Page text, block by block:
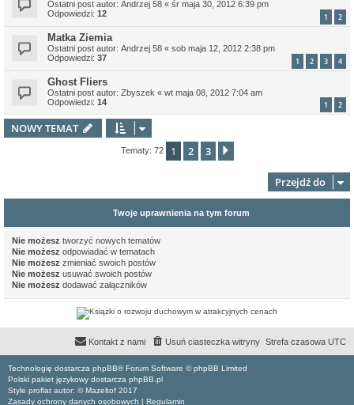
Ostatni post autor: Andrzej 58 « śr maja 30, 2012 6:39 pm
Odpowiedzi: 12 1 2
Matka Ziemia
Ostatni post autor: Andrzej 58 « sob maja 12, 2012 2:38 pm
Odpowiedzi: 37 1 2 3 4
Ghost Fliers
Ostatni post autor: Zbyszek « wt maja 08, 2012 7:04 am
Odpowiedzi: 14 1 2
NOWY TEMAT
Tematy: 72 1 2 3
Przejdź do
Twoje uprawnienia na tym forum
Nie możesz tworzyć nowych tematów
Nie możesz odpowiadać w tematach
Nie możesz zmieniać swoich postów
Nie możesz usuwać swoich postów
Nie możesz dodawać załączników
Strefa czasowa UTC
Usuń ciasteczka witryny
Kontakt z nami
Technologię dostarcza phpBB® Forum Software © phpBB Limited
Polski pakiet językowy dostarcza phpBB.pl
Style proflat autor: © Mazeltof 2017
Zasady ochrony danych osobowych
Regulamin